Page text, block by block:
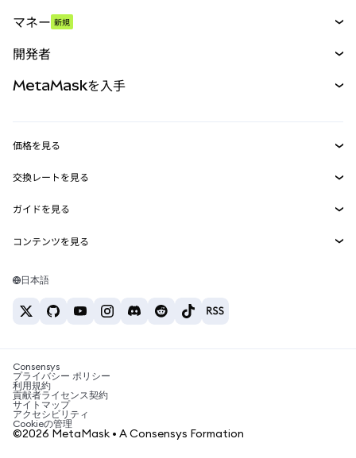
パーペチュアル
RWA
マネー 新規
開発者
MetaMask Connect
Snaps
Web3サービス
MetaMaskを入手
セキュリティ
サポート
キャリア
お問い合わせ
価格を見る
イーサリアムの価格
Solanaの価格
Tetherの価格
交換レートを見る
ETH→USD
USDT→INR
BTC→INR
ETH→USDT
ガイドを見る
ETHの購入
USDTの購入
SHIBの購入
BNBの購入
コンテンツを見る
Solanaウォレット
税制関連ニュース
暗号資産の購入方法は？
ビットコインを売るには？
日本語
Consensys
プライバシー ポリシー
利用規約
貢献者ライセンス契約
サイトマップ
アクセシビリティ
Cookieの管理
©2026 MetaMask • A Consensys Formation